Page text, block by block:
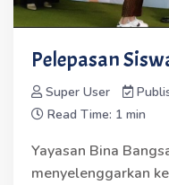
Pelepasan
Super User
Read Time: 1 min
Yayasan Bina
menyelenggarkan